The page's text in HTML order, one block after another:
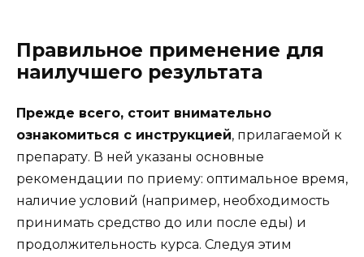
Правильное применение для
наилучшего результата
Прежде всего, стоит внимательно
ознакомиться с инструкцией, прилагаемой к
препарату. В ней указаны основные
рекомендации по приему: оптимальное время,
наличие условий (например, необходимость
принимать средство до или после еды) и
продолжительность курса. Следуя этим